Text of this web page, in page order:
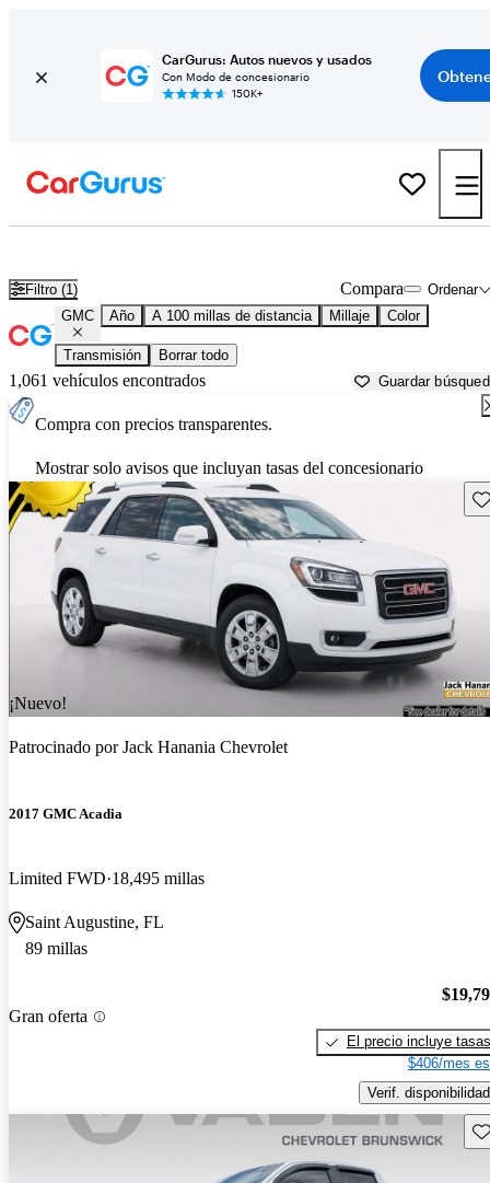
CarGurus: Autos nuevos y usados
Con Modo de concesionario
150K+
Filtro (1) Ordenar
Compara
GMC Año A 100 millas de distancia Millaje Color
Transmisión Borrar todo
1,061 vehículos encontrados Guardar
Compra con precios transparentes.
Mostrar solo avisos que incluyan tasas del concesionario
¡Nuevo!
Patrocinado porJack Hanania Chevrolet
2017 GMC Acadia
Limited FWD 18,495 millas
Saint Augustine, FL
89 millas
Gran oferta
El precio incluye tasas
$406/mes
Verif. disponibilidad